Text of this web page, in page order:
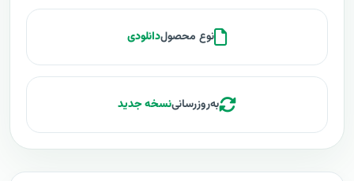
نوع محصولدانلودی
به‌روزرسانینسخه جدید